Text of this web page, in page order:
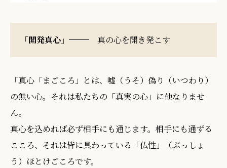
「開発真心」 真の心を開き発こす
「真心「まごころ」とは、嘘（うそ）偽り（いつわり）
の無い心。それは私たちの「真実の心」に他なりませ
ん。
真心を込めれば必ず相手にも通じます。相手にも通ずる
こころ、それは皆に具わっている「仏性」（ぶっしょ
う）ほとけごころです。